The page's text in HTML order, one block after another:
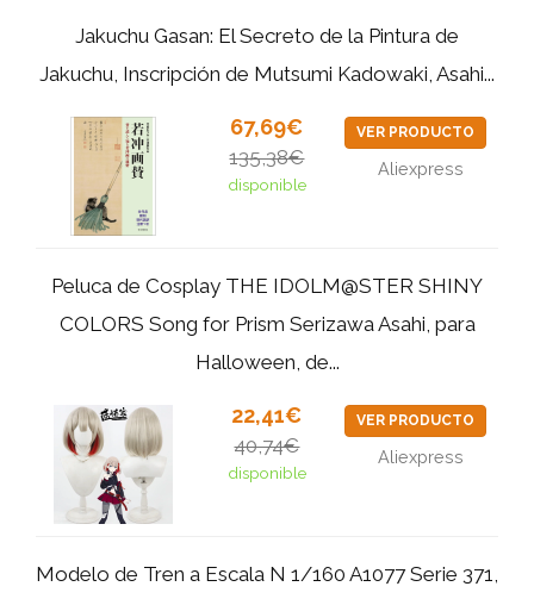
Jakuchu Gasan: El Secreto de la Pintura de
Jakuchu, Inscripción de Mutsumi Kadowaki, Asahi...
67,69€
135,38€
disponible
VER PRODUCTO
Aliexpress
Peluca de Cosplay THE IDOLM@STER SHINY
COLORS Song for Prism Serizawa Asahi, para
Halloween, de...
22,41€
40,74€
disponible
VER PRODUCTO
Aliexpress
Modelo de Tren a Escala N 1/160 A1077 Serie 371,